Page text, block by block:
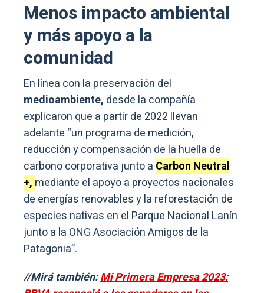
Menos impacto ambiental
y más apoyo a la
comunidad
En línea con la preservación del
medioambiente, desde la compañía
explicaron que a partir de 2022 llevan
adelante “un programa de medición,
reducción y compensación de la huella de
carbono corporativa junto a Carbon Neutral
+, mediante el apoyo a proyectos nacionales
de energías renovables y la reforestación de
especies nativas en el Parque Nacional Lanín
junto a la ONG Asociación Amigos de la
Patagonia”.
//Mirá también:Mi Primera Empresa 2023: